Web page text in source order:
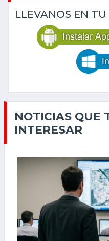
LLEVANOS EN TU
NOTICIAS QUE
INTERESAR